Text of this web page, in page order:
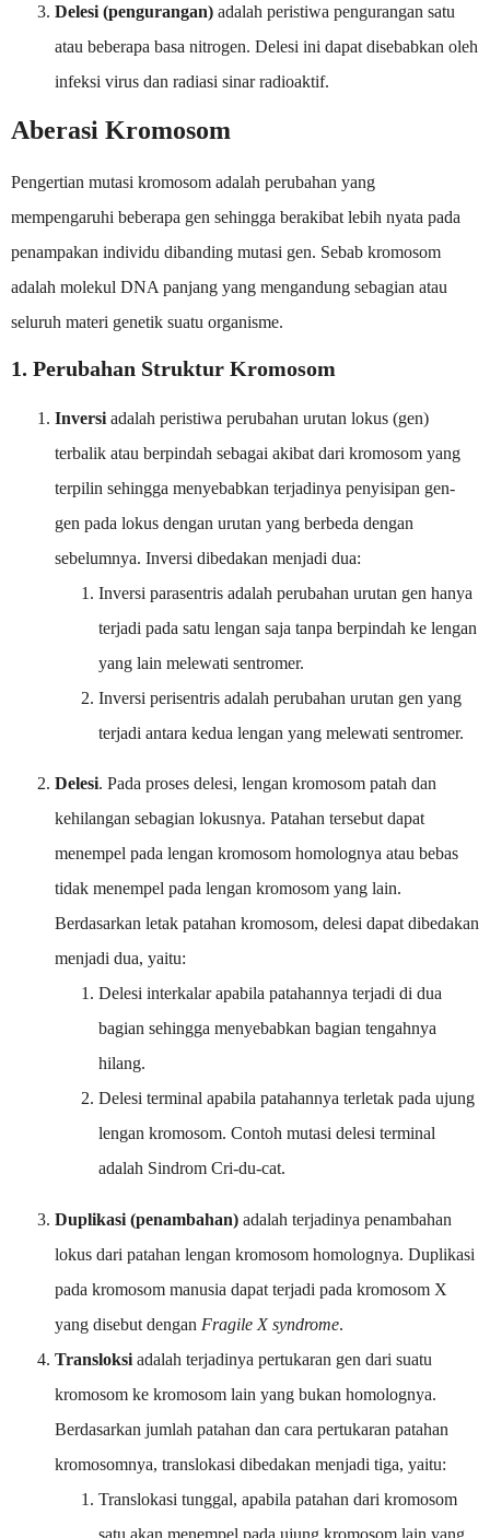
Delesi (pengurangan) adalah peristiwa pengurangan satu
atau beberapa basa nitrogen. Delesi ini dapat disebabkan oleh
infeksi virus dan radiasi sinar radioaktif.
Aberasi Kromosom
Pengertian mutasi kromosom adalah perubahan yang
mempengaruhi beberapa gen sehingga berakibat lebih nyata pada
penampakan individu dibanding mutasi gen. Sebab kromosom
adalah molekul DNA panjang yang mengandung sebagian atau
seluruh materi genetik suatu organisme.
1. Perubahan Struktur Kromosom
Inversi adalah peristiwa perubahan urutan lokus (gen)
terbalik atau berpindah sebagai akibat dari kromosom yang
terpilin sehingga menyebabkan terjadinya penyisipan gen-
gen pada lokus dengan urutan yang berbeda dengan
sebelumnya. Inversi dibedakan menjadi dua:
Inversi parasentris adalah perubahan urutan gen hanya
terjadi pada satu lengan saja tanpa berpindah ke lengan
yang lain melewati sentromer.
Inversi perisentris adalah perubahan urutan gen yang
terjadi antara kedua lengan yang melewati sentromer.
Delesi. Pada proses delesi, lengan kromosom patah dan
kehilangan sebagian lokusnya. Patahan tersebut dapat
menempel pada lengan kromosom homolognya atau bebas
tidak menempel pada lengan kromosom yang lain.
Berdasarkan letak patahan kromosom, delesi dapat dibedakan
menjadi dua, yaitu:
Delesi interkalar apabila patahannya terjadi di dua
bagian sehingga menyebabkan bagian tengahnya
hilang.
Delesi terminal apabila patahannya terletak pada ujung
lengan kromosom. Contoh mutasi delesi terminal
adalah Sindrom Cri-du-cat.
Duplikasi (penambahan) adalah terjadinya penambahan
lokus dari patahan lengan kromosom homolognya. Duplikasi
pada kromosom manusia dapat terjadi pada kromosom X
yang disebut dengan Fragile X syndrome.
Transloksi adalah terjadinya pertukaran gen dari suatu
kromosom ke kromosom lain yang bukan homolognya.
Berdasarkan jumlah patahan dan cara pertukaran patahan
kromosomnya, translokasi dibedakan menjadi tiga, yaitu:
Translokasi tunggal, apabila patahan dari kromosom
satu akan menempel pada ujung kromosom lain yang